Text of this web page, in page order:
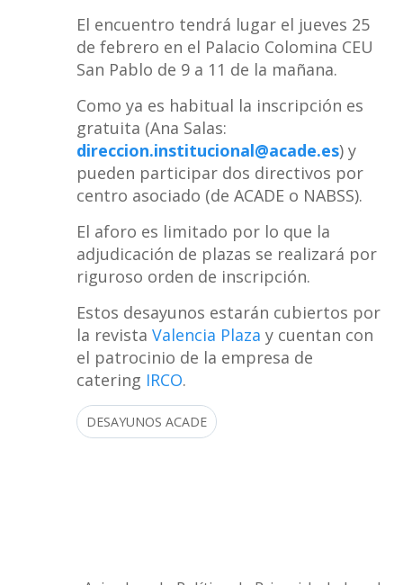
El encuentro tendrá lugar el jueves 25
de febrero en el Palacio Colomina CEU
San Pablo de 9 a 11 de la mañana.
Como ya es habitual la inscripción es
gratuita (Ana Salas:
direccion.institucional@acade.es) y
pueden participar dos directivos por
centro asociado (de ACADE o NABSS).
El aforo es limitado por lo que la
adjudicación de plazas se realizará por
riguroso orden de inscripción.
Estos desayunos estarán cubiertos por
la revista Valencia Plaza y cuentan con
el patrocinio de la empresa de
catering IRCO.
DESAYUNOS ACADE